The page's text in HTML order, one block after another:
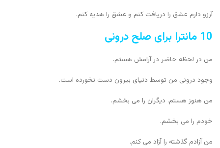
آرزو دارم عشق را دریافت کنم و عشق را هدیه کنم.
10 مانترا برای صلح درونی
من در لحظه حاضر در آرامش هستم.
وجود درونی من توسط دنیای بیرون دست نخورده است.
من هنوز هستم. دیگران را می بخشم.
خودم را می بخشم.
من آزادم گذشته را آزاد می کنم.